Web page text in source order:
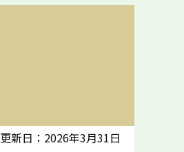
更新日：2026年3月31日